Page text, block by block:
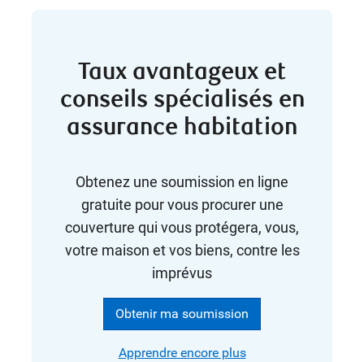
Taux avantageux et
conseils spécialisés en
assurance habitation
Obtenez une soumission en ligne
gratuite pour vous procurer une
couverture qui vous protégera, vous,
votre maison et vos biens, contre les
imprévus
Obtenir ma soumission
Apprendre encore plus